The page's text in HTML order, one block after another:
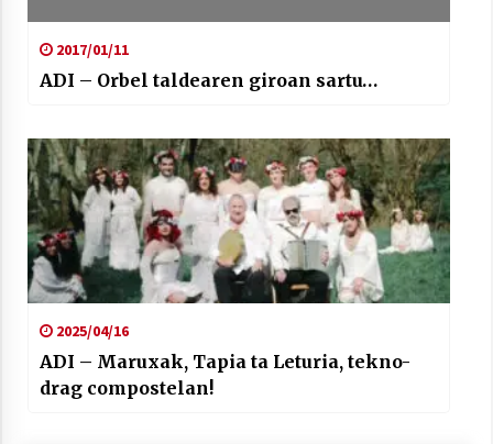
2017/01/11
ADI – Orbel taldearen giroan sartu…
2025/04/16
ADI – Maruxak, Tapia ta Leturia, tekno-
drag compostelan!